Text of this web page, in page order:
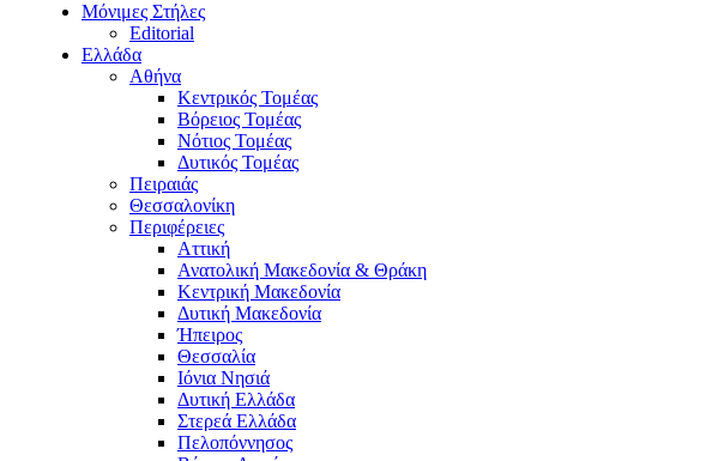
Μόνιμες Στήλες
Editorial
Ελλάδα
Αθήνα
Κεντρικός Τομέας
Βόρειος Τομέας
Νότιος Τομέας
Δυτικός Τομέας
Πειραιάς
Θεσσαλονίκη
Περιφέρειες
Αττική
Ανατολική Μακεδονία & Θράκη
Κεντρική Μακεδονία
Δυτική Μακεδονία
Ήπειρος
Θεσσαλία
Ιόνια Νησιά
Δυτική Ελλάδα
Στερεά Ελλάδα
Πελοπόννησος